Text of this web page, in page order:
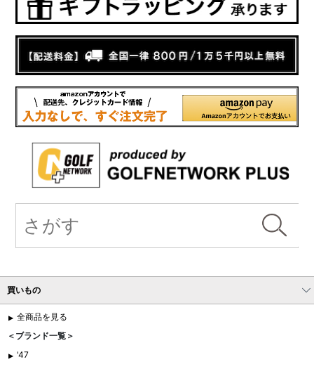
買いもの
全商品を見る
＜ブランド一覧＞
'47